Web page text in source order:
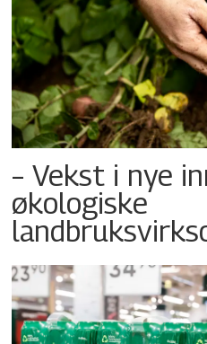
– Vekst i nye
økologiske